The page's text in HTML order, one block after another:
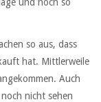
so aus, dass
hat. Mittlerweile
Auch
nicht sehen